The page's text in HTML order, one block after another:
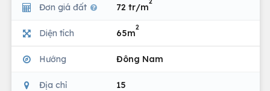
Đơn giá đất 72 tr/m
Diện tích 65m
2
Hướng Đông Nam
Địa chỉ 15